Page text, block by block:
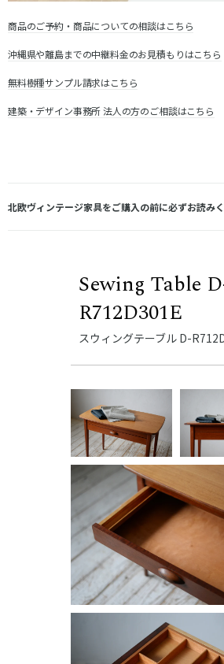
商品のご予約・商品についての相談はこちら
沖縄県や離島までの中継料金のお見積もりはこちら
無料樹種サンプル請求はこちら
建築・デザイン事務所 法人の方のご相談はこちら
北欧ヴィンテージ家具をご購入の前に必ずお読み
Sewing Table
R712D301E
スウィングテーブル D-